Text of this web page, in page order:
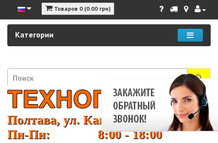
Товаров 0 (0.00 грн)
Категории
Полтава, ул. Кагамлыка 37
Пн-Пн: 8:00 - 18:00